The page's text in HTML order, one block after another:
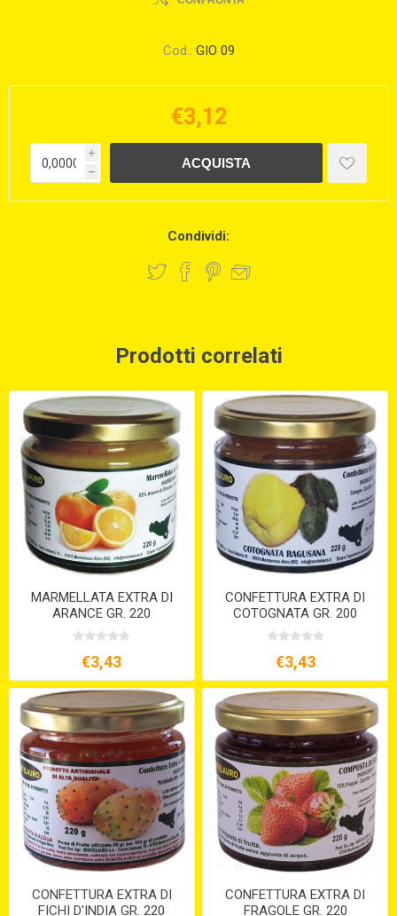
Cod.: GIO 09
€3,12
i
h
Condividi:
Prodotti correlati
MARMELLATA EXTRA DI
ARANCE GR. 220
€3,43
CONFETTURA EXTRA DI
COTOGNATA GR. 200
€3,43
CONFETTURA EXTRA DI
FICHI D'INDIA GR. 220
CONFETTURA EXTRA DI
FRAGOLE GR. 220